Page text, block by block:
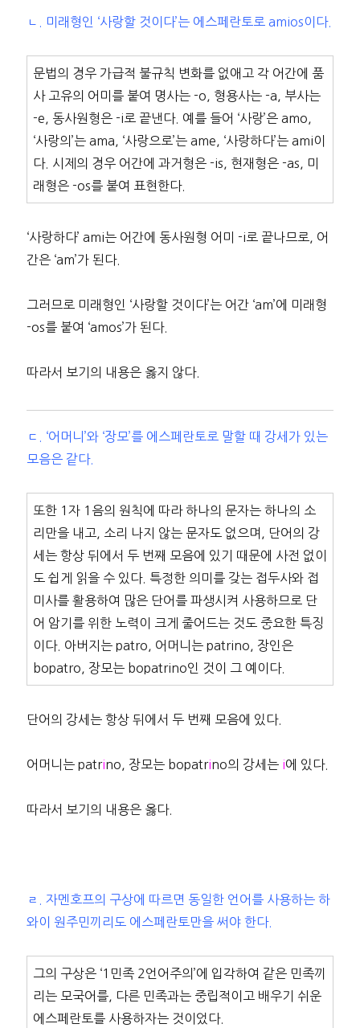
ㄴ. 미래형인 ‘사랑할 것이다’는 에스페란토로 amios이다.
문법의 경우 가급적 불규칙 변화를 없애고 각 어간에 품
사 고유의 어미를 붙여 명사는 -o, 형용사는 -a, 부사는
-e, 동사원형은 -i로 끝낸다. 예를 들어 ‘사랑’은 amo,
‘사랑의’는 ama, ‘사랑으로’는 ame, ‘사랑하다’는 ami이
다. 시제의 경우 어간에 과거형은 -is, 현재형은 -as, 미
래형은 -os를 붙여 표현한다.
‘사랑하다’ ami는 어간에 동사원형 어미 -i로 끝나므로, 어
간은 ‘am’가 된다.
그러므로 미래형인 ‘사랑할 것이다’는 어간 ‘am’에 미래형
-os를 붙여 ‘amos’가 된다.
따라서 보기의 내용은 옳지 않다.
ㄷ. ‘어머니’와 ‘장모’를 에스페란토로 말할 때 강세가 있는
모음은 같다.
또한 1자 1음의 원칙에 따라 하나의 문자는 하나의 소
리만을 내고, 소리 나지 않는 문자도 없으며, 단어의 강
세는 항상 뒤에서 두 번째 모음에 있기 때문에 사전 없이
도 쉽게 읽을 수 있다. 특정한 의미를 갖는 접두사와 접
미사를 활용하여 많은 단어를 파생시켜 사용하므로 단
어 암기를 위한 노력이 크게 줄어드는 것도 중요한 특징
이다. 아버지는 patro, 어머니는 patrino, 장인은
bopatro, 장모는 bopatrino인 것이 그 예이다.
단어의 강세는 항상 뒤에서 두 번째 모음에 있다.
어머니는 patrino, 장모는 bopatrino의 강세는 i에 있다.
따라서 보기의 내용은 옳다.
ㄹ. 자멘호프의 구상에 따르면 동일한 언어를 사용하는 하
와이 원주민끼리도 에스페란토만을 써야 한다.
그의 구상은 ‘1민족 2언어주의’에 입각하여 같은 민족끼
리는 모국어를, 다른 민족과는 중립적이고 배우기 쉬운
에스페란토를 사용하자는 것이었다.